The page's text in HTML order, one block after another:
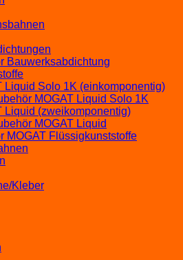
Bauwerksabdichtung
Liquid Solo 1K (einkomponentig)
MOGAT Liquid Solo 1K
Liquid (zweikomponentig)
MOGAT Liquid
MOGAT Flüssigkunststoffe
Kleber